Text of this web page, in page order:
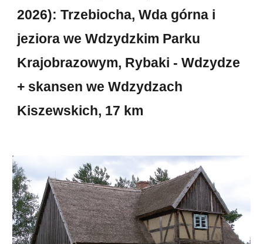
2026): Trzebiocha, Wda górna i
jeziorawe Wdzydzkim Parku
Krajobrazowym, Rybaki - Wdzydze
+ skansen we Wdzydzach
Kiszewskich, 17 km